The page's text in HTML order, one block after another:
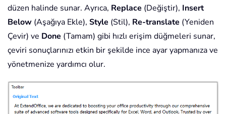
düzen halinde sunar. Ayrıca, Replace (Değiştir), Insert
Below (Aşağıya Ekle), Style (Stil), Re-translate (Yeniden
Çevir) ve Done (Tamam) gibi hızlı erişim düğmeleri sunar,
çeviri sonuçlarınızı etkin bir şekilde ince ayar yapmanıza ve
yönetmenize yardımcı olur.